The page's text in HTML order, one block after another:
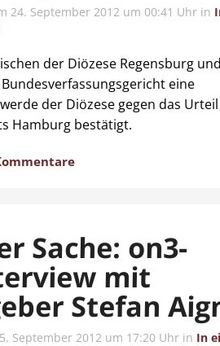
24. September 2012 um 00:41 Uhr in
der Diözese Regensburg
eine
der Diözese gegen das
Hamburg bestätigt.
Sache: on3-
mit
Stefan
September 2012 um 17:20 Uhr in In